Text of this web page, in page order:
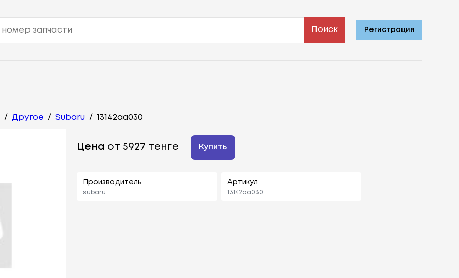
Поиск Регистрация
/ Другое / Subaru / 13142aa030
Цена от 5927 тенге Купить
Производитель
subaru
Артикул
13142aa030